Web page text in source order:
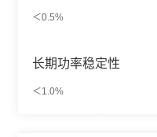
＜0.5%
长期功率稳定性
＜1.0%